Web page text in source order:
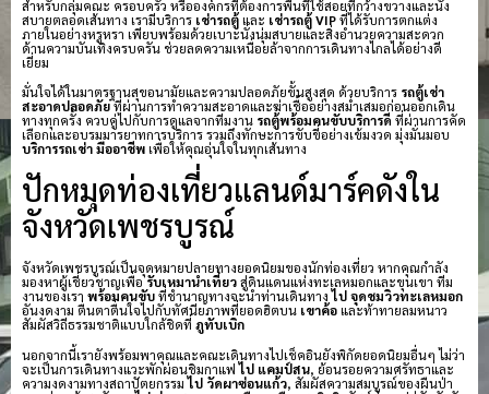
สำหรับกลุ่มคณะ ครอบครัว หรือองค์กรที่ต้องการพื้นที่ใช้สอยที่กว้างขวางและนั่ง
สบายตลอดเส้นทาง เรามีบริการ เช่ารถตู้และ เช่ารถตู้ VIPที่ได้รับการตกแต่ง
ภายในอย่างหรูหรา เพียบพร้อมด้วยเบาะนั่งนุ่มสบายและสิ่งอำนวยความสะดวก
ด้านความบันเทิงครบครัน ช่วยลดความเหนื่อยล้าจากการเดินทางไกลได้อย่างดี
เยี่ยม
มั่นใจได้ในมาตรฐานสุขอนามัยและความปลอดภัยขั้นสูงสุด ด้วยบริการ รถตู้เช่า
สะอาดปลอดภัยที่ผ่านการทำความสะอาดและฆ่าเชื้ออย่างสม่ำเสมอก่อนออกเดิน
ทางทุกครั้ง ควบคู่ไปกับการดูแลจากทีมงาน รถตู้พร้อมคนขับบริการดี ที่ผ่านการคัด
เลือกและอบรมมารยาทการบริการ รวมถึงทักษะการขับขี่อย่างเข้มงวด มุ่งมั่นมอบ
บริการรถเช่า มืออาชีพเพื่อให้คุณอุ่นใจในทุกเส้นทาง
ปักหมุดท่องเที่ยวแลนด์มาร์คดังใน
จังหวัดเพชรบูรณ์
จังหวัดเพชรบูรณ์เป็นจุดหมายปลายทางยอดนิยมของนักท่องเที่ยว หากคุณกำลัง
มองหาผู้เชี่ยวชาญเพื่อรับเหมานำเที่ยวสู่ดินแดนแห่งทะเลหมอกและขุนเขา ทีม
งานของเรา พร้อมคนขับที่ชำนาญทางจะนำท่านเดินทางไป จุดชมวิวทะเลหมอก
อันงดงาม ตื่นตาตื่นใจไปกับทัศนียภาพที่ยอดฮิตบน เขาค้อและท้าทายลมหนาว
สัมผัสวิถีธรรมชาติแบบใกล้ชิดที่ ภูทับเบิก
นอกจากนี้เรายังพร้อมพาคุณและคณะเดินทางไปเช็คอินยังพิกัดยอดนิยมอื่นๆ ไม่ว่า
จะเป็นการเดินทางแวะพักผ่อนชิมกาแฟไป แคมป์สน, ย้อนรอยความศรัทธาและ
ความงดงามทางสถาปัตยกรรมไป วัดผาซ่อนแก้ว, สัมผัสความสมบูรณ์ของผืนป่า